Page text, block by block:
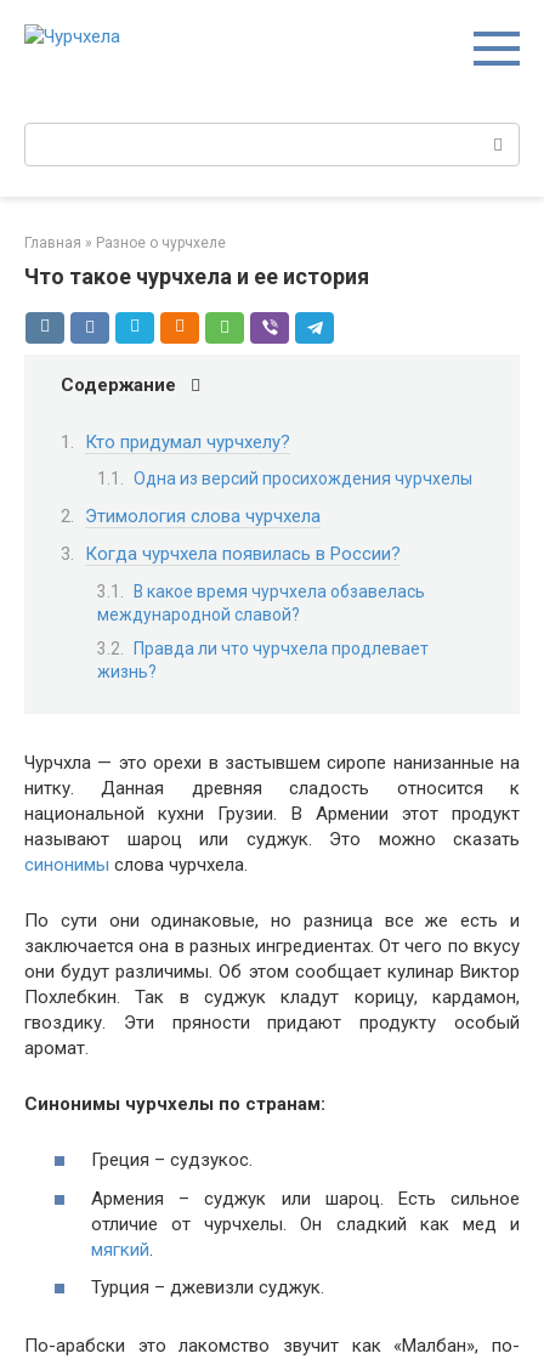
Поиск:
Главная » Разное о чурчхеле
Что такое чурчхела и ее история
Содержание
Кто придумал чурчхелу?
Одна из версий просихождения чурчхелы
Этимология слова чурчхела
Когда чурчхела появилась в России?
В какое время чурчхела обзавелась
международной славой?
Правда ли что чурчхела продлевает
жизнь?
Чурчхла — это орехи в застывшем сиропе нанизанные на
нитку. Данная древняя сладость относится к
национальной кухни Грузии. В Армении этот продукт
называют шароц или суджук. Это можно сказать
синонимы слова чурчхела.
По сути они одинаковые, но разница все же есть и
заключается она в разных ингредиентах. От чего по вкусу
они будут различимы. Об этом сообщает кулинар Виктор
Похлебкин. Так в суджук кладут корицу, кардамон,
гвоздику. Эти пряности придают продукту особый
аромат.
Синонимы чурчхелы по странам:
Греция – судзукос.
Армения – суджук или шароц. Есть сильное
отличие от чурчхелы. Он сладкий как мед и
мягкий.
Турция – джевизли суджук.
По-арабски это лакомство звучит как «Малбан», по-